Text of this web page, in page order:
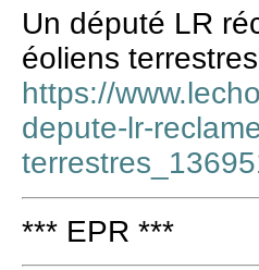
Un député LR
éoliens
https://
depute-lr-
*** EPR ***